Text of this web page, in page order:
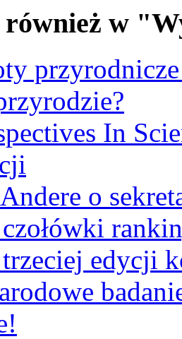
również w
In
o
edycji